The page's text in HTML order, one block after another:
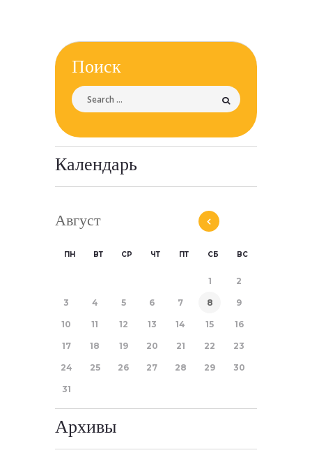
Поиск
Календарь
Август
ПН ВТ СР ЧТ ПТ СБ ВС
1 2
3 4 5 6 7 8 9
10 11 12 13 14 15 16
17 18 19 20 21 22 23
24 25 26 27 28 29 30
31
Архивы